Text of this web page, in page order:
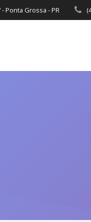
Ponta Grossa - PR